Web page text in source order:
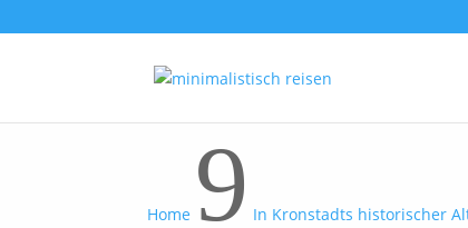
Home 9 In Kronstadts historischer